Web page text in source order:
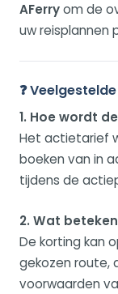
AFerryom de
uw reisplannen
❓
1. Hoe wordt
Het actietarief
boeken van in
tijdens de
2. Wat
De korting kan
gekozen route,
voorwaarden